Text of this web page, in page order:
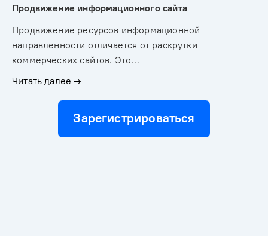
Продвижение информационного сайта
Продвижение ресурсов информационной
направленности отличается от раскрутки
коммерческих сайтов. Это…
Читать далее →
Зарегистрироваться